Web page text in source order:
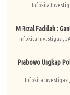
Infokita
M Rizal Fadillah :
Infokita Investigasi,
Prabowo Ungkap
Infokita